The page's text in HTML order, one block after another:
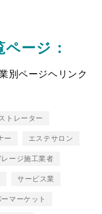
ージ：
別ページヘリンク
トレーター
ー エステサロン
レージ施工業者
サービス業
マーケット